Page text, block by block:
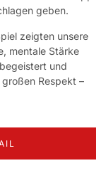
geben.
zeigten unsere
mentale Stärke
und
Respekt –